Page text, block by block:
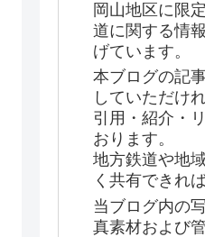
岡山地区に限
道に関する情
げています。
本ブログの記
していただけれ
引用・紹介・
おります。
地方鉄道や地
く共有できれ
当ブログ内の
真素材および